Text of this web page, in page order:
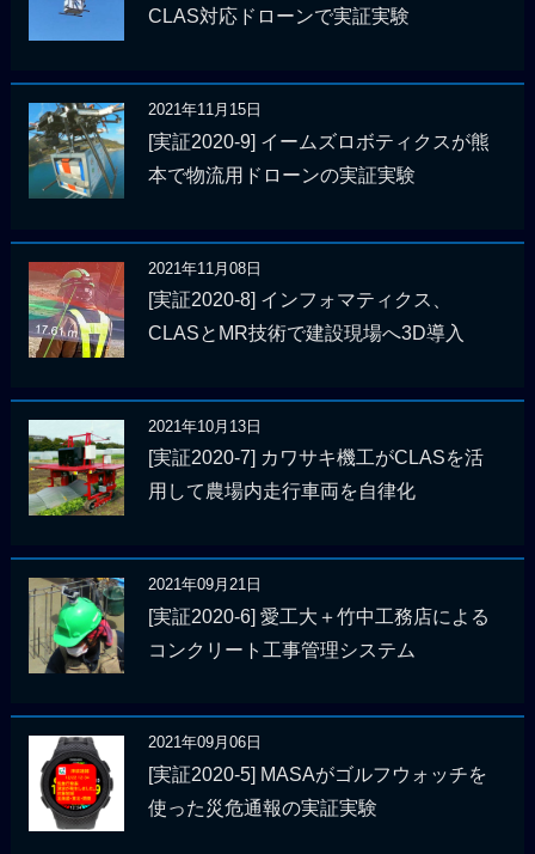
CLAS対応ドローンで実証実験
2021年11月15日
[実証2020-9] イームズロボティクスが熊
本で物流用ドローンの実証実験
2021年11月08日
[実証2020-8] インフォマティクス、
CLASとMR技術で建設現場へ3D導入
2021年10月13日
[実証2020-7] カワサキ機工がCLASを活
用して農場内走行車両を自律化
2021年09月21日
[実証2020-6] 愛工大＋竹中工務店による
コンクリート工事管理システム
2021年09月06日
[実証2020-5] MASAがゴルフウォッチを
使った災危通報の実証実験